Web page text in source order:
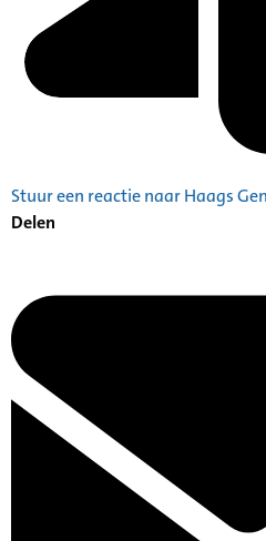
Stuur een reactie naar Haags
Delen